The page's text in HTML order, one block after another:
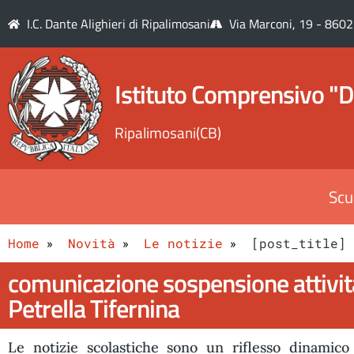
I.C. Dante Alighieri di Ripalimosani Via Marconi, 19 -
Istituto Comprensivo
Ripalimosani(CB)
Home Novità Le notizie [post_title]
comunicazione sospensione
Petrella Tifernina
Le notizie scolastiche sono un riflesso